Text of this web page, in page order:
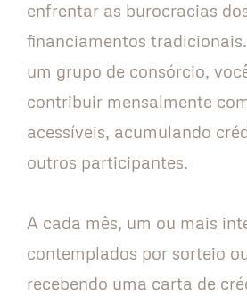
enfrentar as burocracias
financiamentos
um grupo de consórcio,
contribuir mensalmente
acessíveis, acumulando
outros participantes.
A cada mês, um ou mais
contemplados por sorteio
recebendo uma carta de